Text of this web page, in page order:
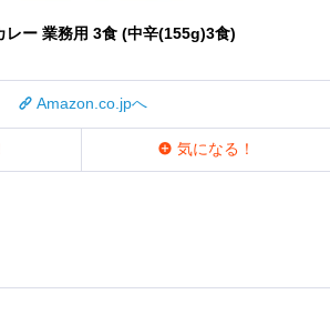
レー 業務用 3食 (中辛(155g)3食)
Amazon.co.jpへ
気になる！